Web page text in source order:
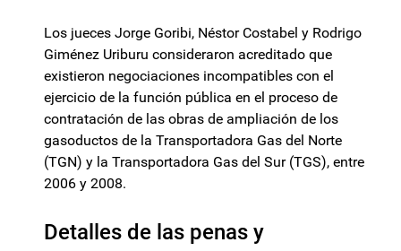
Los jueces Jorge Goribi, Néstor Costabel y Rodrigo
Giménez Uriburu consideraron acreditado que
existieron negociaciones incompatibles con el
ejercicio de la función pública en el proceso de
contratación de las obras de ampliación de los
gasoductos de la Transportadora Gas del Norte
(TGN) y la Transportadora Gas del Sur (TGS), entre
2006 y 2008.
Detalles de las penas y